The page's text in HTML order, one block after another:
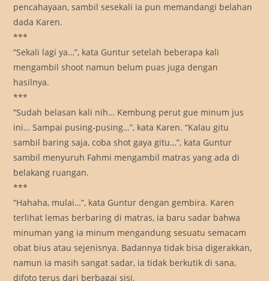
pencahayaan, sambil sesekali ia pun memandangi belahan
dada Karen.
***
“Sekali lagi ya…”, kata Guntur setelah beberapa kali
mengambil shoot namun belum puas juga dengan
hasilnya.
***
“Sudah belasan kali nih… Kembung perut gue minum jus
ini… Sampai pusing-pusing…”, kata Karen. “Kalau gitu
sambil baring saja, coba shot gaya gitu…”, kata Guntur
sambil menyuruh Fahmi mengambil matras yang ada di
belakang ruangan.
***
“Hahaha, mulai…”, kata Guntur dengan gembira. Karen
terlihat lemas berbaring di matras, ia baru sadar bahwa
minuman yang ia minum mengandung sesuatu semacam
obat bius atau sejenisnya. Badannya tidak bisa digerakkan,
namun ia masih sangat sadar, ia tidak berkutik di sana,
difoto terus dari berbagai sisi.